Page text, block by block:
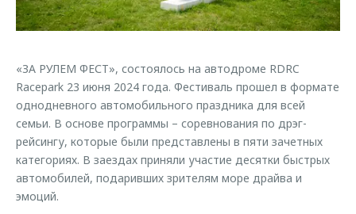
Одежда и сувениры
Оригинальные аксессуары
Трейд-ин
Калькулятор трейд-ин
Аксессуары
Оригинальные аксессуары
Запчасти
«ЗА РУЛЕМ ФЕСТ», состоялось на автодроме RDRC
Racepark 23 июня 2024 года. Фестиваль прошел в формате
однодневного автомобильного праздника для всей
семьи. В основе программы – соревнования по дрэг-
рейсингу, которые были представлены в пяти зачетных
категориях. В заездах приняли участие десятки быстрых
автомобилей, подаривших зрителям море драйва и
эмоций.